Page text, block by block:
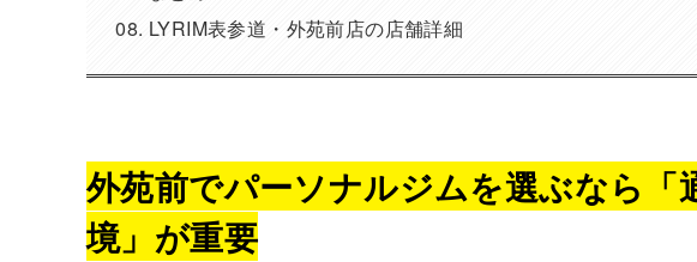
LYRIM表参道・外苑前店の店舗詳細
外苑前でパーソナルジムを選ぶなら「
境」が重要